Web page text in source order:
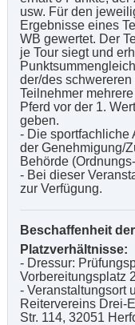
usw. Für den
Ergebnisse eines
WB gewertet. Der
je Tour siegt und
der/des schwereren
Teilnehmer
Pferd vor der 1.
geben.
- Die sportfachliche
der Genehmigung/
Behörde
- Bei dieser
zur Verfügung.
Beschaffenheit
Platzverhältnisse:
- Dressur:
Vorbereitungsplatz
- Veranstaltungsort
Reitervereins Drei-
Str. 114, 32051